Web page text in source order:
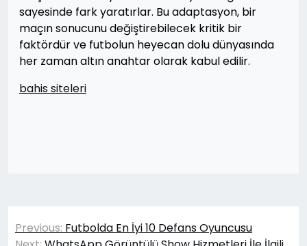
sayesinde fark yaratırlar. Bu adaptasyon, bir
maçın sonucunu değiştirebilecek kritik bir
faktördür ve futbolun heyecan dolu dünyasında
her zaman altın anahtar olarak kabul edilir.
bahis siteleri
Yazı
Previous: Futbolda En İyi 10 Defans Oyuncusu